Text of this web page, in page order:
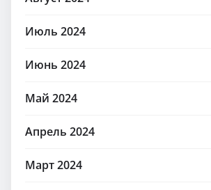
Июль 2024
Июнь 2024
Май 2024
Апрель 2024
Март 2024